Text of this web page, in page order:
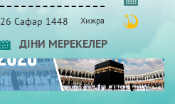
26 Сафар 1448 Хижра
ДІНИ МЕРЕКЕЛЕР